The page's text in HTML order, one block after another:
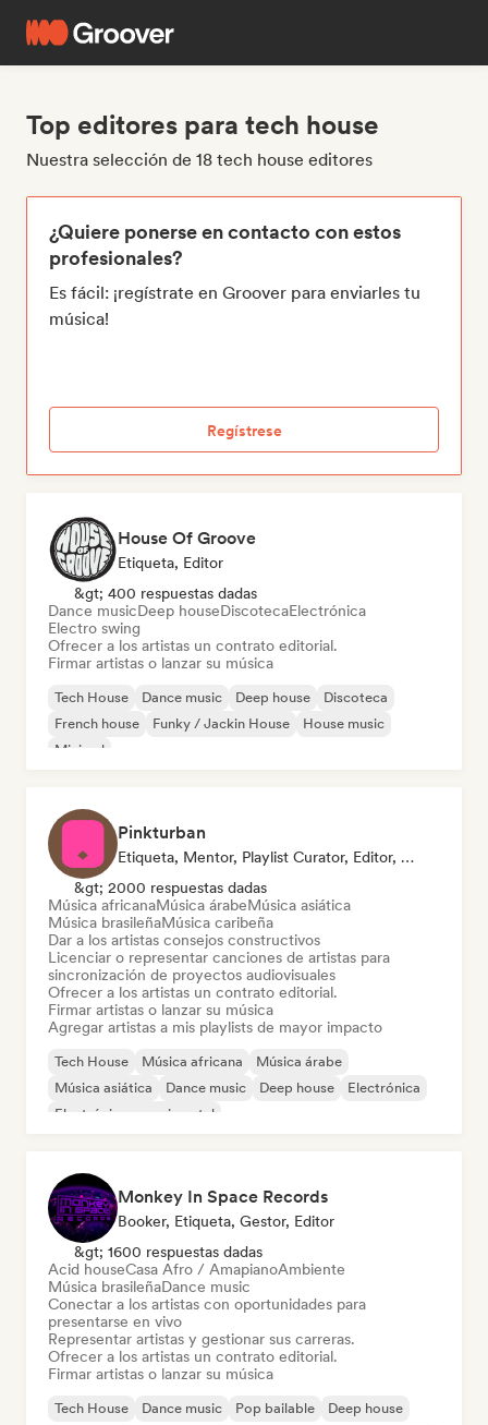
Top editores para tech house
Nuestra selección de 18 tech house editores
¿Quiere ponerse en contacto con estos
profesionales?
Es fácil: ¡regístrate en Groover para enviarles tu
música!
Regístrese
House Of Groove
Etiqueta, Editor
&gt; 400 respuestas dadas
Dance musicDeep houseDiscotecaElectrónica
Electro swing
Ofrecer a los artistas un contrato editorial.
Firmar artistas o lanzar su música
Tech House Dance music Deep house
Discoteca
French house
Funky / Jackin House
House music
Minimal
Pinkturban
Etiqueta, Mentor, Playlist Curator, Editor, Supervisor De Sincronización
&gt; 2000 respuestas dadas
Música africanaMúsica árabeMúsica asiática
Música brasileñaMúsica caribeña
Dar a los artistas consejos constructivos
Licenciar o representar canciones de artistas para
sincronización de proyectos audiovisuales
Ofrecer a los artistas un contrato editorial.
Firmar artistas o lanzar su música
Agregar artistas a mis playlists de mayor impacto
Tech House Música africana
Música árabe
Música asiática
Dance music Deep house
Electrónica
Electrónica experimental
Monkey In Space Records
Booker, Etiqueta, Gestor, Editor
&gt; 1600 respuestas dadas
Acid houseCasa Afro / AmapianoAmbiente
Música brasileñaDance music
Conectar a los artistas con oportunidades para
presentarse en vivo
Representar artistas y gestionar sus carreras.
Ofrecer a los artistas un contrato editorial.
Firmar artistas o lanzar su música
Tech House Dance music Pop bailable
Deep house